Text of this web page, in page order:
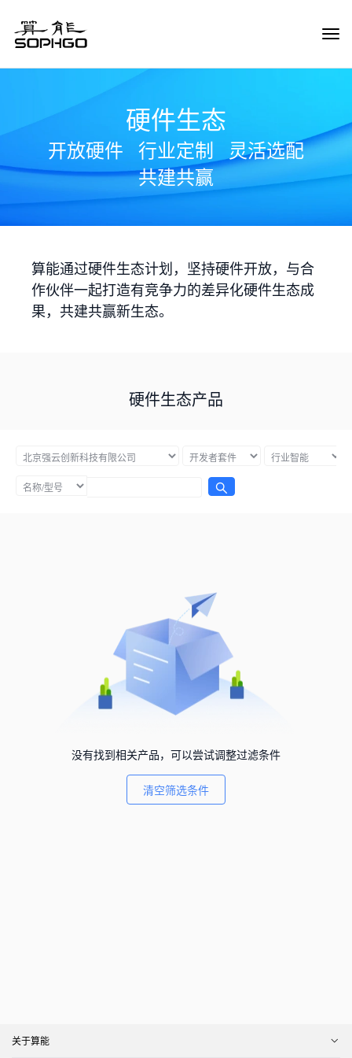
硬件生态
开放硬件 行业定制
灵活选配
共建共赢
算能通过硬件生态计划，坚持硬件开放，与合
作伙伴一起打造有竞争力的差异化硬件生态成
果，共建共赢新生态。
硬件生态产品
没有找到相关产品，可以尝试调整过滤条件
清空筛选条件
关于算能